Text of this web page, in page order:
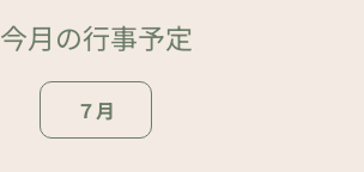
今月の行事予定
７月